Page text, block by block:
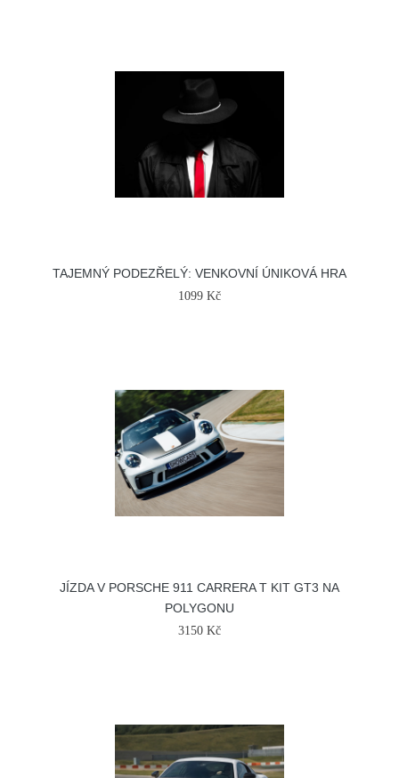
TAJEMNÝ PODEZŘELÝ: VENKOVNÍ ÚNIKOVÁ HRA
1099 Kč
JÍZDA V PORSCHE 911 CARRERA T KIT GT3 NA
POLYGONU
3150 Kč